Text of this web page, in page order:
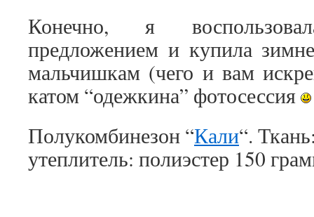
Конечно, я
предложением и купила
мальчишкам (чего и вам
катом “одежкина” фотосессия
Полукомбинезон “Кали“.
утеплитель: полиэстер 150